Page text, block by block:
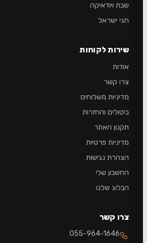
שבת ויודאיקה
חגי ישראל
שירות לקוחות
אודות
צרו קשר
מדיניות משלוחים
ביטולים והחזרות
תקנון האתר
מדיניות פרטיות
הצהרת נגישות
החשבון שלי
הבלוג שלנו
צרו קשר
055-964-1646